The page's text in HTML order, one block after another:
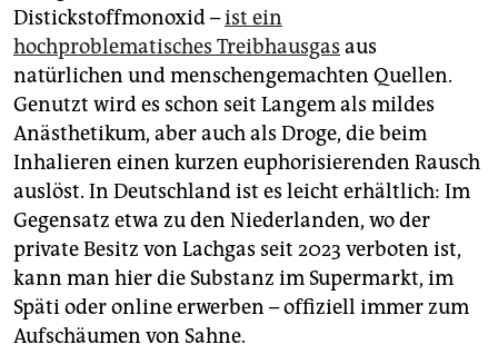
Distickstoffmonoxid –ist ein
hochproblematisches Treibhausgas aus
natürlichen und menschengemachten Quellen.
Genutzt wird es schon seit Langem als mildes
Anästhetikum, aber auch als Droge, die beim
Inhalieren einen kurzen euphorisierenden Rausch
auslöst. In Deutschland ist es leicht erhältlich: Im
Gegensatz etwa zu den Niederlanden, wo der
private Besitz von Lachgas seit 2023 verboten ist,
kann man hier die Substanz im Supermarkt, im
Späti oder online erwerben – offiziell immer zum
Aufschäumen von Sahne.